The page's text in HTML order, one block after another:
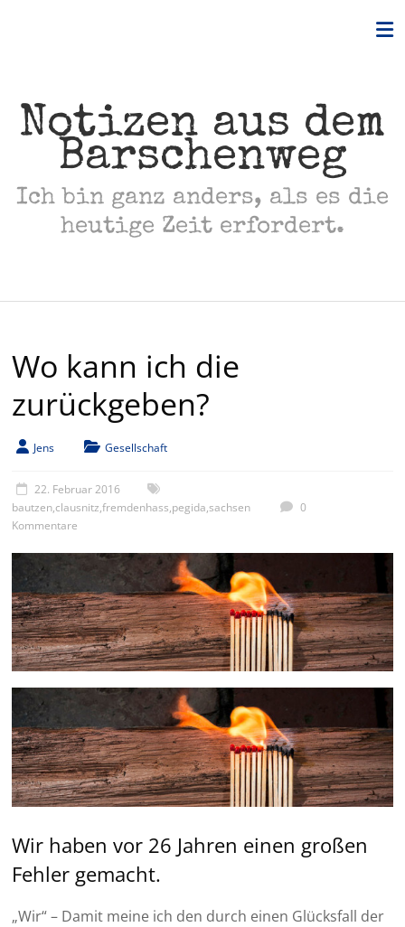
Notizen aus dem
Barschenweg
Ich bin ganz anders, als es die
heutige Zeit erfordert.
Wo kann ich die
zurückgeben?
Jens Gesellschaft
22. Februar 2016
bautzen,clausnitz,fremdenhass,pegida,sachsen
0
Kommentare
Wir haben vor 26 Jahren einen großen
Fehler gemacht.
„Wir“ – Damit meine ich den durch einen Glücksfall der